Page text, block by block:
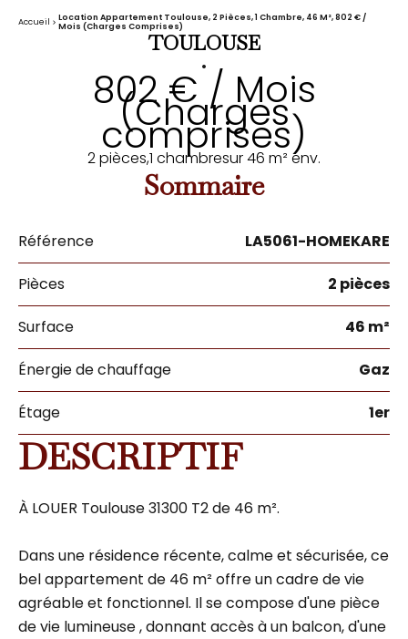
Accueil
Location Appartement Toulouse, 2 Pièces, 1 Chambre, 46 M², 802 € /
Mois (Charges Comprises)
TOULOUSE
•
802 € / Mois
(Charges
comprises)
2 pièces,1 chambresur 46 m² env.
Sommaire
Référence LA5061-HOMEKARE
Pièces 2 pièces
Surface 46 m²
Énergie de chauffage Gaz
Étage 1er
DESCRIPTIF
À LOUER Toulouse 31300 T2 de 46 m².
Dans une résidence récente, calme et sécurisée, ce
bel appartement de 46 m² offre un cadre de vie
agréable et fonctionnel. Il se compose d'une pièce
de vie lumineuse , donnant accès à un balcon, d'une